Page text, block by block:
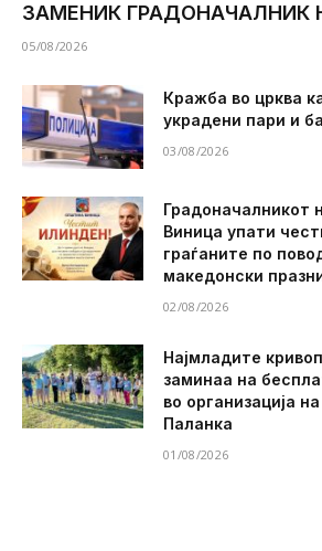
ЗАМЕНИК ГРАДОНАЧАЛНИК
05/08/2026
Кражба во црква
украдени пари и
03/08/2026
Градоначалникот
Виница упати
граѓаните по
македонски
02/08/2026
Најмладите
заминаа на
во организација
Паланка
01/08/2026